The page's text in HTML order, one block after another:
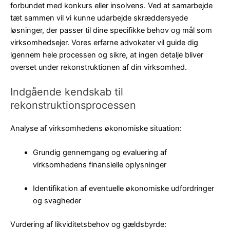
forbundet med konkurs eller insolvens. Ved at samarbejde
tæt sammen vil vi kunne udarbejde skræddersyede
løsninger, der passer til dine specifikke behov og mål som
virksomhedsejer. Vores erfarne advokater vil guide dig
igennem hele processen og sikre, at ingen detalje bliver
overset under rekonstruktionen af din virksomhed.
Indgående kendskab til
rekonstruktionsprocessen
Analyse af virksomhedens økonomiske situation:
Grundig gennemgang og evaluering af
virksomhedens finansielle oplysninger
Identifikation af eventuelle økonomiske udfordringer
og svagheder
Vurdering af likviditetsbehov og gældsbyrde: